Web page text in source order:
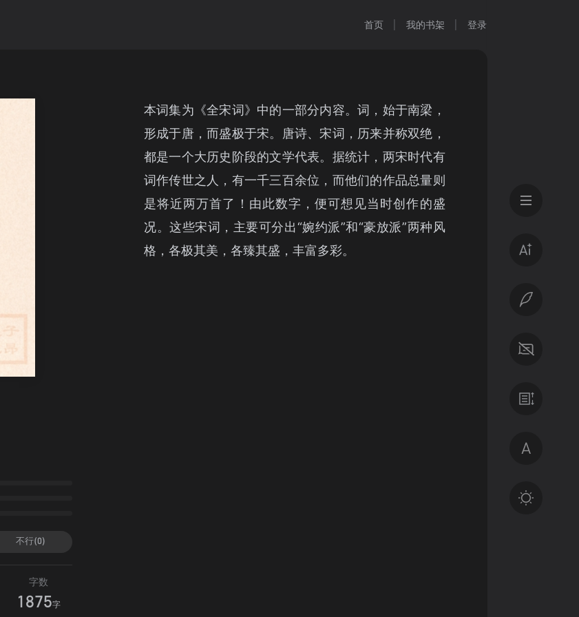
首页 我的书架 登录
不行(0)
字数
1875字
本词集为《全宋词》中的一部分内容。词，始于南梁，
形成于唐，而盛极于宋。唐诗、宋词，历来并称双绝，
都是一个大历史阶段的文学代表。据统计，两宋时代有
词作传世之人，有一千三百余位，而他们的作品总量则
是将近两万首了！由此数字，便可想见当时创作的盛
况。这些宋词，主要可分出“婉约派”和“豪放派”两种风
格，各极其美，各臻其盛，丰富多彩。